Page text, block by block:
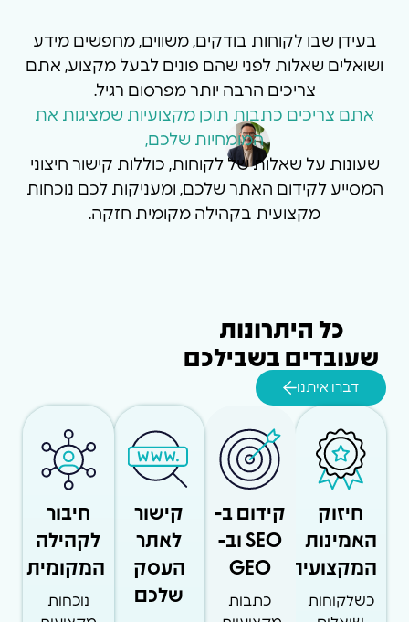
בעידן שבו לקוחות בודקים, משווים, מחפשים מידע
ושואלים שאלות לפני שהם פונים לבעל מקצוע, אתם
צריכים הרבה יותר מפרסום רגיל.
אתם צריכים כתבות תוכן מקצועיות שמציגות את
המומחיות שלכם,
שעונות על שאלות של לקוחות, כוללות קישור חיצוני
המסייע לקידום האתר שלכם, ומעניקות לכם נוכחות
מקצועית בקהילה מקומית חזקה.
כל היתרונות
שעובדים בשבילכם
דברו איתנו
חיזוק
האמינות
המקצועית
כשלקוחות
קידום ב-
SEO וב-
GEO
כתבות
קישור
לאתר
העסק
שלכם
חיבור
לקהילה
המקומית
נוכחות